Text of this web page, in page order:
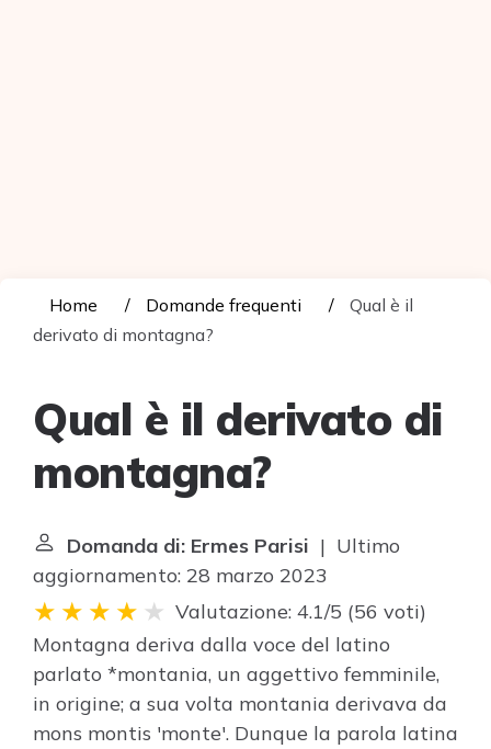
Home Domande frequenti
Qual è il
derivato di montagna?
Qual è il derivato di
montagna?
Domanda di: Ermes Parisi | Ultimo
aggiornamento: 28 marzo 2023
Valutazione: 4.1/5 (56 voti)
Montagna deriva dalla voce del latino
parlato *montania, un aggettivo femminile,
in origine; a sua volta montania derivava da
mons montis 'monte'. Dunque la parola latina